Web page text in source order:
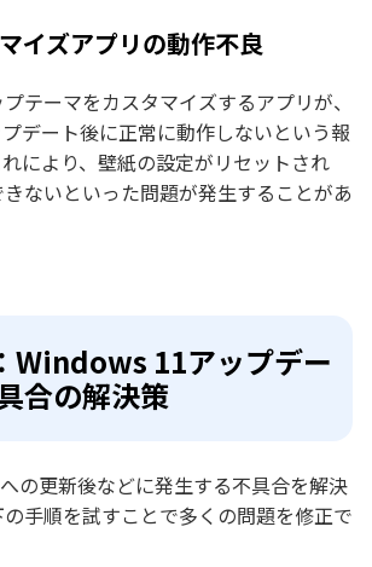
イズアプリの動作不良
テーマをカスタマイズするアプリが、
デート後に正常に動作しないという報
により、壁紙の設定がリセットされ
ないといった問題が発生することがあ
Windows 11アップデー
合の解決策
の更新後などに発生する不具合を解決
手順を試すことで多くの問題を修正で